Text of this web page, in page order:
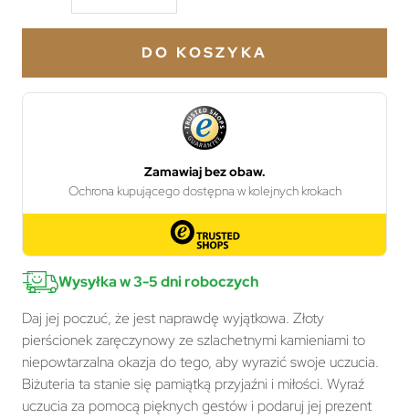
DO KOSZYKA
Wysyłka w 3-5 dni roboczych
Daj jej poczuć, że jest naprawdę wyjątkowa. Złoty
pierścionek zaręczynowy ze szlachetnymi kamieniami to
niepowtarzalna okazja do tego, aby wyrazić swoje uczucia.
Biżuteria ta stanie się pamiątką przyjaźni i miłości. Wyraź
uczucia za pomocą pięknych gestów i podaruj jej prezent